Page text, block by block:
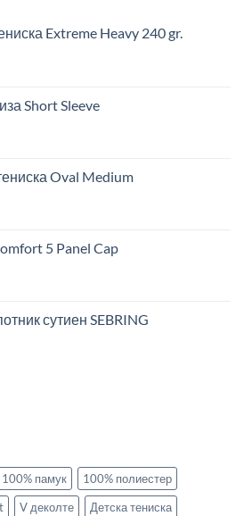
Extreme Heavy 240 gr.
Short Sleeve
Oval Medium
5 Panel Cap
сутиен SEBRING
100% памук
100% полиестер
V деколте
Детска тениска